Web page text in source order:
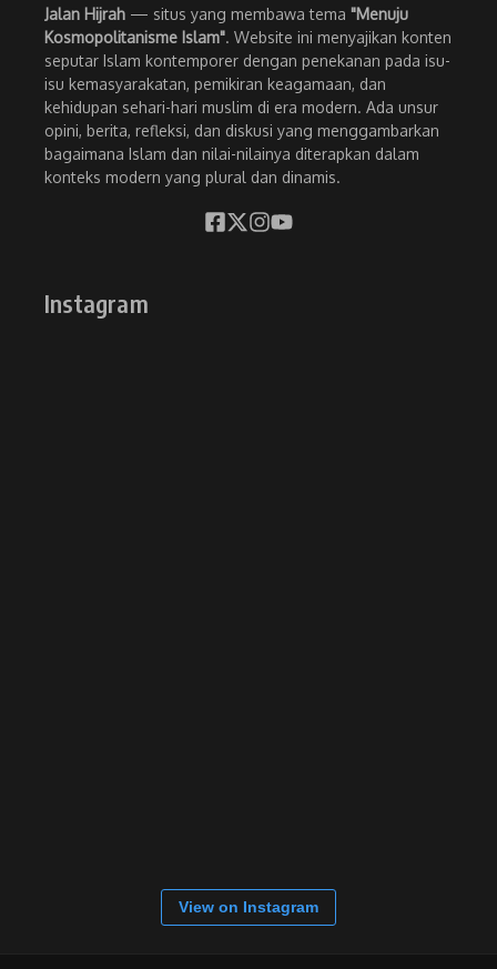
Jalan Hijrah — situs yang membawa tema "Menuju
Kosmopolitanisme Islam". Website ini menyajikan konten
seputar Islam kontemporer dengan penekanan pada isu-
isu kemasyarakatan, pemikiran keagamaan, dan
kehidupan sehari-hari muslim di era modern. Ada unsur
opini, berita, refleksi, dan diskusi yang menggambarkan
bagaimana Islam dan nilai-nilainya diterapkan dalam
konteks modern yang plural dan dinamis.
Instagram
View on Instagram